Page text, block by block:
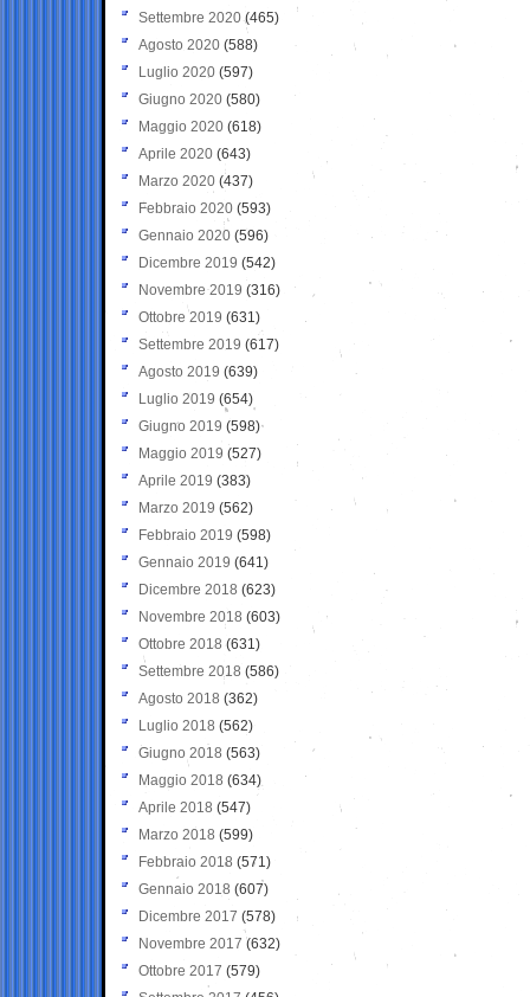
Settembre 2020(465)
Agosto 2020 (588)
Luglio 2020 (597)
Giugno 2020 (580)
Maggio 2020 (618)
Aprile 2020 (643)
Marzo 2020 (437)
Febbraio 2020 (593)
Gennaio 2020 (596)
Dicembre 2019 (542)
Novembre 2019 (316)
Ottobre 2019 (631)
Settembre 2019 (617)
Agosto 2019 (639)
Luglio 2019 (654)
Giugno 2019 (598)
Maggio 2019 (527)
Aprile 2019 (383)
Marzo 2019 (562)
Febbraio 2019 (598)
Gennaio 2019 (641)
Dicembre 2018 (623)
Novembre 2018 (603)
Ottobre 2018 (631)
Settembre 2018 (586)
Agosto 2018 (362)
Luglio 2018 (562)
Giugno 2018 (563)
Maggio 2018 (634)
Aprile 2018 (547)
Marzo 2018 (599)
Febbraio 2018 (571)
Gennaio 2018 (607)
Dicembre 2017 (578)
Novembre 2017 (632)
Ottobre 2017 (579)